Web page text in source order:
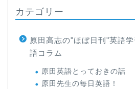
カテゴリー
原田高志の"ほぼ日刊"英語
語コラム
原田英語とっておきの話
原田先生の毎日英語！